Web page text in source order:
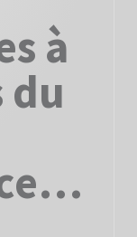
à
du